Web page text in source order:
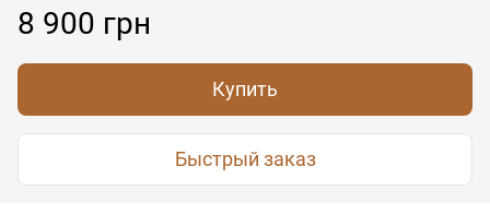
8 900 грн
Купить
Быстрый заказ